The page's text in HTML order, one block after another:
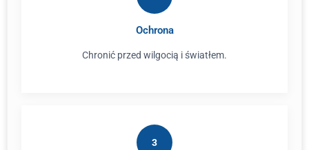
Ochrona
Chronić przed wilgocią i światłem.
3